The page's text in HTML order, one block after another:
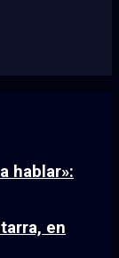
hablar»:
en